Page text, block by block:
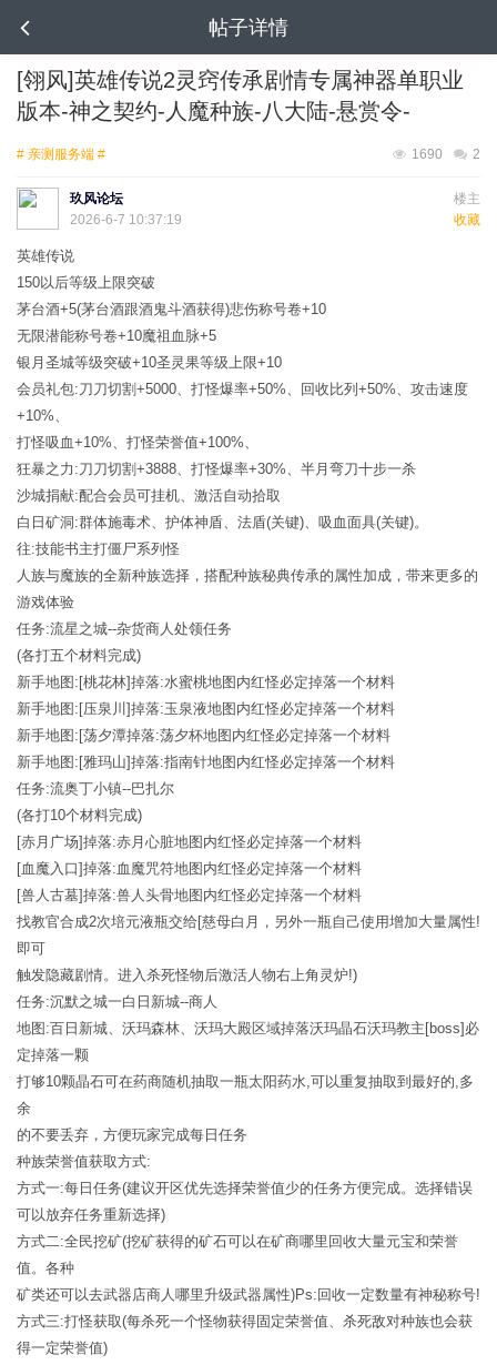
帖子详情
[翎风]英雄传说2灵窍传承剧情专属神器单职业
版本-神之契约-人魔种族-八大陆-悬赏令-
# 亲测服务端 # 2
1690
楼主
玖风论坛
收藏
2026-6-7 10:37:19
英雄传说
150以后等级上限突破
茅台酒+5(茅台酒跟酒鬼斗酒获得)悲伤称号卷+10
无限潜能称号卷+10魔祖血脉+5
银月圣城等级突破+10圣灵果等级上限+10
会员礼包:刀刀切割+5000、打怪爆率+50%、回收比列+50%、攻击速度
+10%、
打怪吸血+10%、打怪荣誉值+100%、
狂暴之力:刀刀切割+3888、打怪爆率+30%、半月弯刀十步一杀
沙城捐献:配合会员可挂机、激活自动拾取
白日矿洞:群体施毒术、护体神盾、法盾(关键)、吸血面具(关键)。
往:技能书主打僵尸系列怪
人族与魔族的全新种族选择，搭配种族秘典传承的属性加成，带来更多的
游戏体验
任务:流星之城--杂货商人处领任务
(各打五个材料完成)
新手地图:[桃花林]掉落:水蜜桃地图内红怪必定掉落一个材料
新手地图:[压泉川]掉落:玉泉液地图内红怪必定掉落一个材料
新手地图:[荡夕潭掉落:荡夕杯地图内红怪必定掉落一个材料
新手地图:[雅玛山]掉落:指南针地图内红怪必定掉落一个材料
任务:流奥丁小镇--巴扎尔
(各打10个材料完成)
[赤月广场]掉落:赤月心脏地图内红怪必定掉落一个材料
[血魔入口]掉落:血魔咒符地图内红怪必定掉落一个材料
[兽人古墓]掉落:兽人头骨地图内红怪必定掉落一个材料
找教官合成2次培元液瓶交给[慈母白月，另外一瓶自己使用增加大量属性!
即可
触发隐藏剧情。进入杀死怪物后激活人物右上角灵炉!)
任务:沉默之城一白日新城--商人
地图:百日新城、沃玛森林、沃玛大殿区域掉落沃玛晶石沃玛教主[boss]必
定掉落一颗
打够10颗晶石可在药商随机抽取一瓶太阳药水,可以重复抽取到最好的,多
余
的不要丢弃，方便玩家完成每日任务
种族荣誉值获取方式:
方式一:每日任务(建议开区优先选择荣誉值少的任务方便完成。选择错误
可以放弃任务重新选择)
方式二:全民挖矿(挖矿获得的矿石可以在矿商哪里回收大量元宝和荣誉
值。各种
矿类还可以去武器店商人哪里升级武器属性)Ps:回收一定数量有神秘称号!
方式三:打怪获取(每杀死一个怪物获得固定荣誉值、杀死敌对种族也会获
得一定荣誉值)